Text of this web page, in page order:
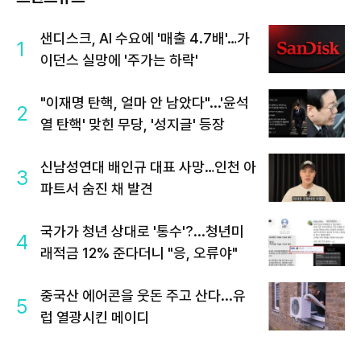
1
샌디스크, AI 수요에 '매출 4.7배'…가
이던스 실망에 '주가는 하락'
2
"이재명 탄핵, 얼마 안 남았다"...'윤석
열 탄핵' 맞힌 무당, '성지글' 등장
3
신남성연대 배인규 대표 사망…인천 아
파트서 숨진 채 발견
4
국가가 청년 상대로 '통수'?...청년미
래적금 12% 준다더니 "응, 오류야"
5
중국산 에어콘을 웃돈 주고 산다...유
럽 열광시킨 메이디